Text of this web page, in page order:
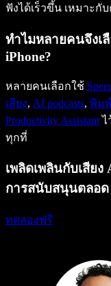
ฟังได้เร็วขึ้น เหมาะกั
ทำไมหลายคนจึงเ
iPhone?
หลายคนเลือกใช้
เสียง, AI podcasts, พิมพ์
Productivity Assistantไ
ทุกที่
เพลิดเพลินกับเสีย
การสนับสนุนตลอด
ทดลองฟรี